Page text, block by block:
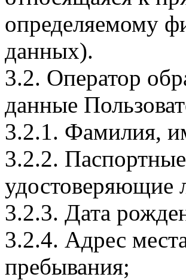
определяемому
данных).
3.2. Оператор
данные
3.2.1. Фамилия,
3.2.2.
удостоверяющие
3.2.3. Дата
3.2.4. Адрес
пребывания;